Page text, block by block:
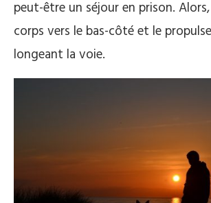
peut-être un séjour en prison.
corps vers le bas-côté et le
longeant la voie.